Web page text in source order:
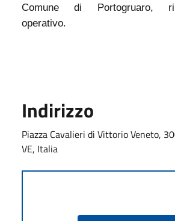
Comune di Portogruaro,
operativo.
Indirizzo
Piazza Cavalieri di Vittorio Veneto,
VE, Italia